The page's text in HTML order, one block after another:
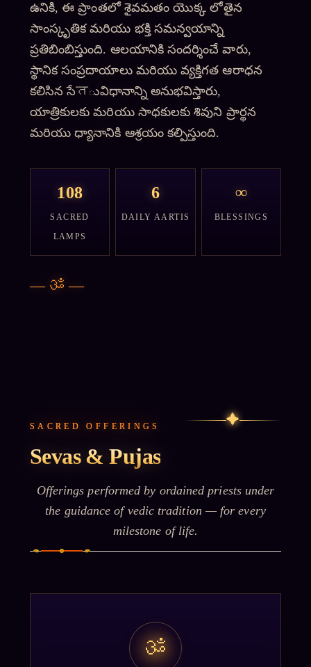
ఉనికి, ఈ ప్రాంతలో శైవమతం యొక్క లోతైన
సాంస్కృతిక మరియు భక్తి సమన్వయాన్ని
ప్రతిబింబిస్తుంది. ఆలయానికి సందర్శించే వారు,
స్థానిక సంప్రదాయాలు మరియు వ్యక్తిగత ఆరాధన
కలిసిన సేतువిధానాన్ని అనుభవిస్తారు,
యాత్రికులకు మరియు సాధకులకు శివుని ప్రార్థన
మరియు ధ్యానానికి ఆశ్రయం కల్పిస్తుంది.
108
SACRED
LAMPS
6
DAILY AARTIS
∞
BLESSINGS
— ॐ —
SACRED OFFERINGS ✦
Sevas & Pujas
Offerings performed by ordained priests under
the guidance of vedic tradition — for every
milestone of life.
ॐ